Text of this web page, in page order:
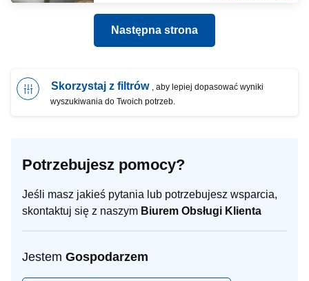
Następna strona
Skorzystaj z filtrów , aby lepiej dopasować wyniki
wyszukiwania do Twoich potrzeb.
Potrzebujesz pomocy?
Jeśli masz jakieś pytania lub potrzebujesz wsparcia,
skontaktuj się z naszym Biurem Obsługi Klienta
Jestem Gospodarzem